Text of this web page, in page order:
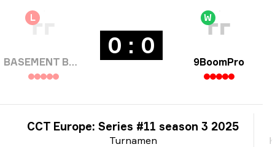
L
BASEMENT BOYS
0 : 0
W
9BoomPro
Turnamen
CCT Europe: Series #11 season 3 2025